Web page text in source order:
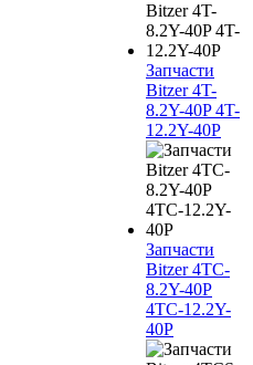
Запчасти
Bitzer 4T-
8.2Y-40P 4T-
12.2Y-40P
Запчасти
Bitzer 4TC-
8.2Y-40P
4TC-12.2Y-
40P